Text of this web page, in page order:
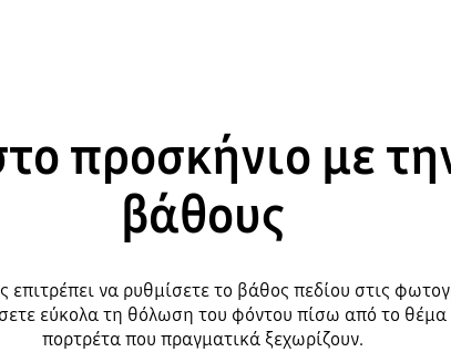
προσκήνιο με
βάθους
να ρυθμίσετε το βάθος πεδίου στις
εύκολα τη θόλωση του φόντου πίσω από το
πορτρέτα που πραγματικά ξεχωρίζουν.